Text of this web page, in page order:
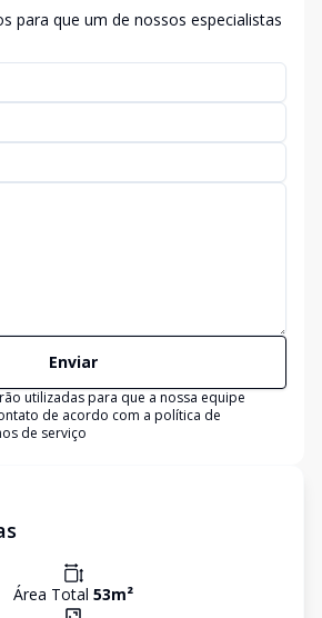
para que um de nossos especialistas
Enviar
utilizadas para que a nossa equipe
de acordo com a política de
de serviço
Área Total 53m²